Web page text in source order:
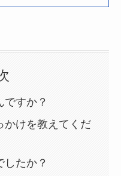
すか？
かけを教えてくだ
たか？